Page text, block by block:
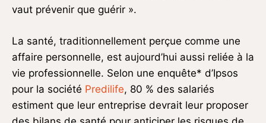
vaut prévenir que guérir ».
La santé, traditionnellement perçue comme une
affaire personnelle, est aujourd’hui aussi reliée à la
vie professionnelle. Selon une enquête* d’Ipsos
pour la société Predilife, 80 % des salariés
estiment que leur entreprise devrait leur proposer